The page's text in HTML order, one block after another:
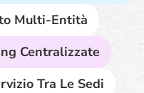
Multi-Entità
Centralizzate
Tra Le Sedi